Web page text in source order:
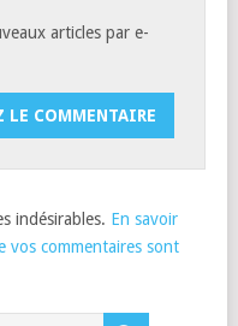
articles par e-
indésirables. En savoir
vos commentaires sont